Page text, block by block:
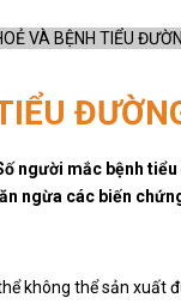
người mắc bệnh
ngừa các biến
không thể sản